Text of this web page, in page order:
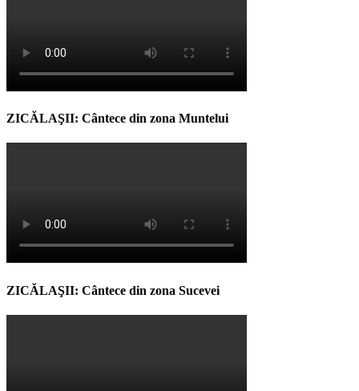
ZICĂLAŞII: Cântece din zona Muntelui
ZICĂLAŞII: Cântece din zona Sucevei